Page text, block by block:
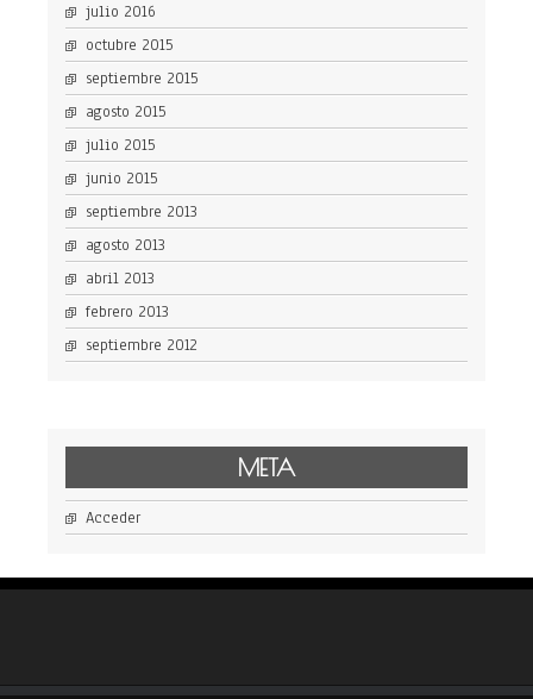
julio 2016
octubre 2015
septiembre 2015
agosto 2015
julio 2015
junio 2015
septiembre 2013
agosto 2013
abril 2013
febrero 2013
septiembre 2012
META
Acceder